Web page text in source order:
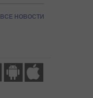
ВСЕ НОВОСТИ